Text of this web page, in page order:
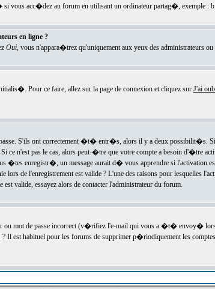
si vous acc�dez au forum en utilisant un ordinateur partag�,
en ligne ?
Oui, vous n'appara�trez qu'uniquement aux yeux des administrateurs
Pour ce faire, allez sur la page de connexion et cliquez sur J'ai
S'ils ont correctement �t� entr�s, alors il y a deux possibilit�s.
ce n'est pas le cas, alors peut-�tre que votre compte a besoin
�tes enregistr�, un message aurait d� vous apprendre si l'activation
de l'enregistrement est valide ? L'une des raisons pour lesquelles
valide, essayez alors de contacter l'administrateur du forum.
ou mot de passe incorrect (v�rifiez l'e-mail qui vous a �t� envoy�
est habituel pour les forums de supprimer p�riodiquement les